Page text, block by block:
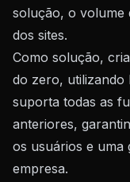
solução, o volume
dos sites.
Como solução,
do zero, utilizando
suporta todas as
anteriores,
os usuários e uma
empresa.